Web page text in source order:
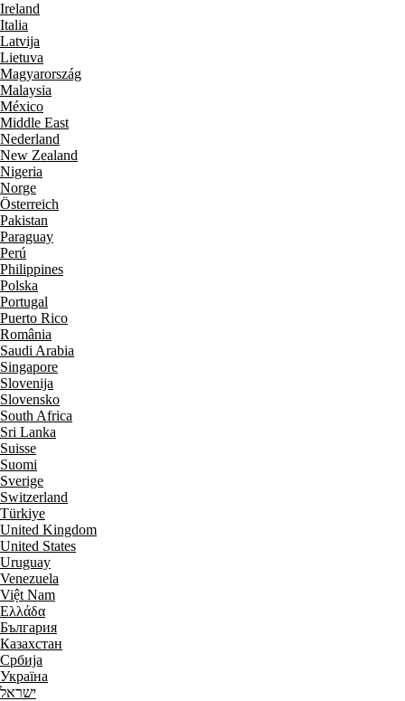
Ireland
Italia
Latvija
Lietuva
Magyarország
Malaysia
México
Middle East
Nederland
New Zealand
Nigeria
Norge
Österreich
Pakistan
Paraguay
Perú
Philippines
Polska
Portugal
Puerto Rico
România
Saudi Arabia
Singapore
Slovenija
Slovensko
South Africa
Sri Lanka
Suisse
Suomi
Sverige
Switzerland
Türkiye
United Kingdom
United States
Uruguay
Venezuela
Việt Nam
Ελλάδα
България
Казахстан
Србија
Україна
ישראל